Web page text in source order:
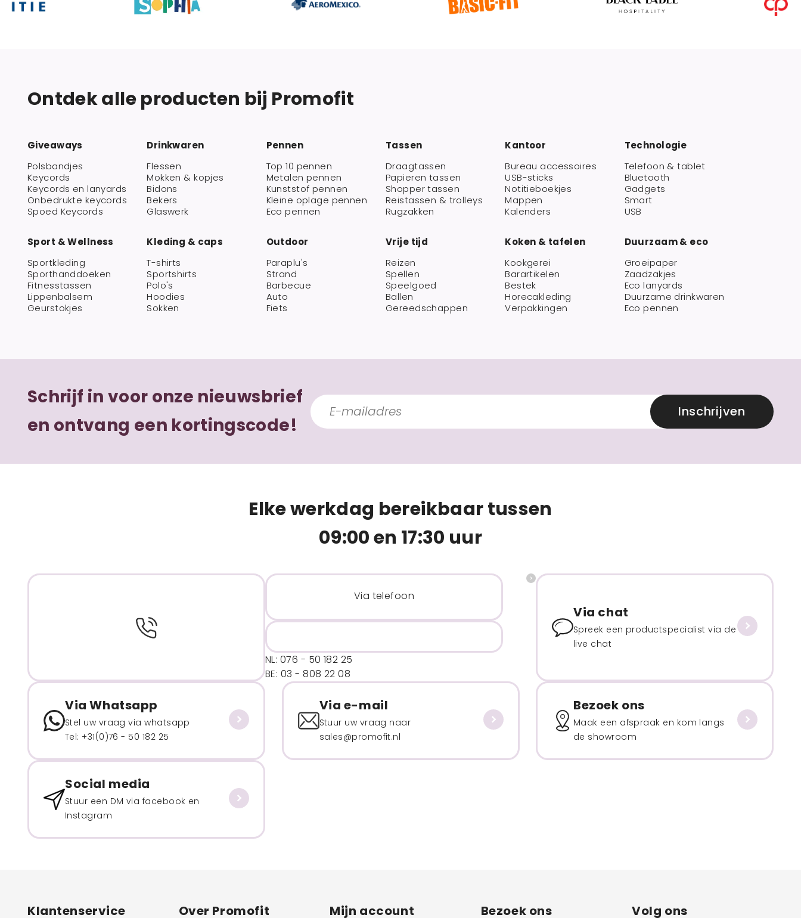
Ontdek alle producten bij Promofit
Giveaways
Polsbandjes
Keycords
Keycords en lanyards
Onbedrukte keycords
Spoed Keycords
Drinkwaren
Flessen
Mokken & kopjes
Bidons
Bekers
Glaswerk
Pennen
Top 10 pennen
Metalen pennen
Kunststof pennen
Kleine oplage pennen
Eco pennen
Tassen
Draagtassen
Papieren tassen
Shopper tassen
Reistassen & trolleys
Rugzakken
Kantoor
Bureau accessoires
USB-sticks
Notitieboekjes
Mappen
Kalenders
Technologie
Telefoon & tablet
Bluetooth
Gadgets
Smart
USB
Sport & Wellness
Sportkleding
Sporthanddoeken
Fitnesstassen
Lippenbalsem
Geurstokjes
Kleding & caps
T-shirts
Sportshirts
Polo's
Hoodies
Sokken
Outdoor
Paraplu's
Strand
Barbecue
Auto
Fiets
Vrije tijd
Reizen
Spellen
Speelgoed
Ballen
Gereedschappen
Koken & tafelen
Kookgerei
Barartikelen
Bestek
Horecakleding
Verpakkingen
Duurzaam & eco
Groeipaper
Zaadzakjes
Eco lanyards
Duurzame drinkwaren
Eco pennen
Schrijf in voor onze nieuwsbrief
en ontvang een kortingscode!
Inschrijven
Elke werkdag bereikbaar tussen
09:00 en 17:30 uur
Via telefoon
NL: 076 - 50 182 25
BE: 03 - 808 22 08
Via chat
Spreek een productspecialist via de
live chat
Via Whatsapp
Stel uw vraag via whatsapp
Tel: +31(0)76 - 50 182 25
Via e-mail
Stuur uw vraag naar
sales@promofit.nl
Bezoek ons
Maak een afspraak en kom langs
de showroom
Social media
Stuur een DM via facebook en
Instagram
Klantenservice Over Promofit Mijn account Bezoek ons Volg ons